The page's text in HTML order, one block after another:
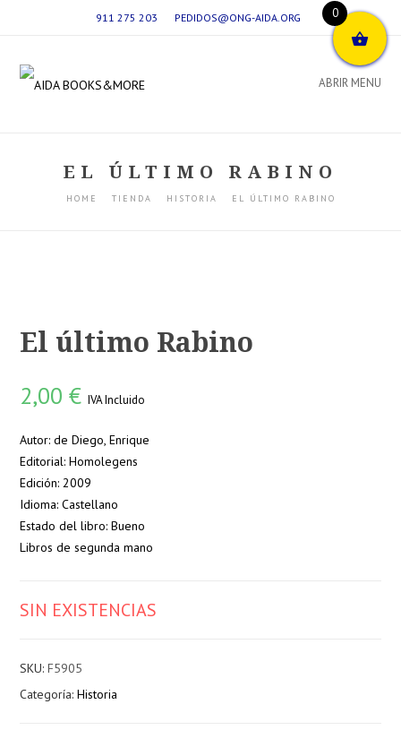
911 275 203 PEDIDOS@ONG-AIDA.ORG
ABRIR MENU
EL ÚLTIMO RABINO
HOME TIENDA HISTORIA EL ÚLTIMO RABINO
El último Rabino
2,00€ IVA Incluido
Autor: de Diego, Enrique
Editorial: Homolegens
Edición: 2009
Idioma: Castellano
Estado del libro: Bueno
Libros de segunda mano
SIN EXISTENCIAS
SKU:F5905
Categoría:Historia
0